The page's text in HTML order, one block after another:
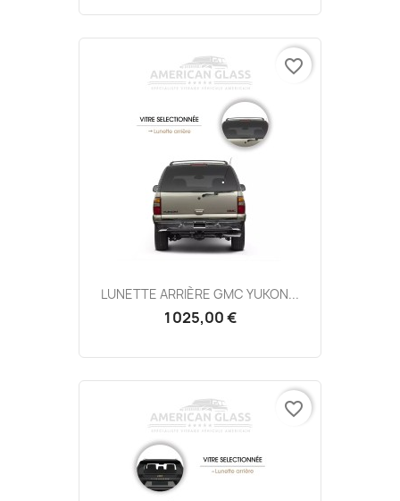
LUNETTE ARRIÈRE GMC YUKON...
1 025,00 €
favorite_border
favorite_border